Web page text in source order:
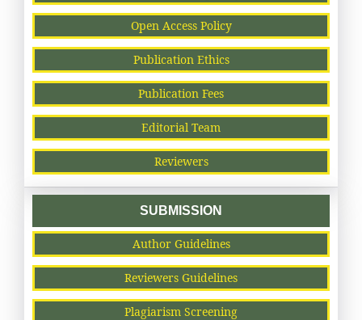
Open Access Policy
Publication Ethics
Publication Fees
Editorial Team
Reviewers
SUBMISSION
Author Guidelines
Reviewers Guidelines
Plagiarism Screening